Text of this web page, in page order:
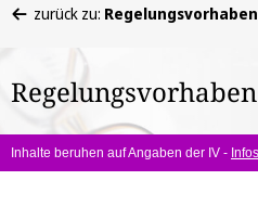
befinden
hier:
zurück zu: Regelungsvorhaben
Regelungsvorhaben
Inhalte beruhen auf Angaben der IV - Infos